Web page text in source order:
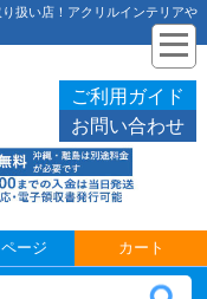
扱い店！アクリルインテリアや
ご利用ガイド
お問い合わせ
ージ カート